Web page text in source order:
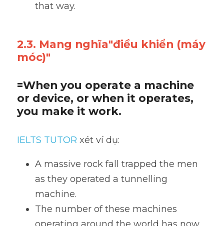
that way.
2.3. Mang nghĩa"điều khiển (máy
móc)"
=When you operate a machine
or device, or when it operates,
you make it work.
IELTS TUTOR xét ví dụ:
A massive rock fall trapped the men
as they operated a tunnelling
machine.
The number of these machines